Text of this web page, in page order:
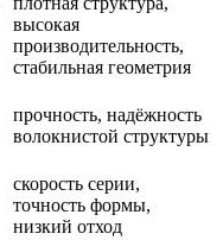
высокая
производительность,
стабильная геометрия
прочность, надёжность
волокнистой структуры
скорость серии,
точность формы,
низкий отход